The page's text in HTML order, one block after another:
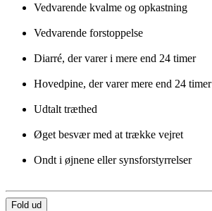
Vedvarende kvalme og opkastning
Vedvarende forstoppelse
Diarré, der varer i mere end 24 timer
Hovedpine, der varer mere end 24 timer
Udtalt træthed
Øget besvær med at trække vejret
Ondt i øjnene eller synsforstyrrelser
Fold ud